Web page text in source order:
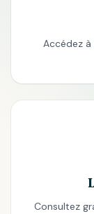
Accédez
Consultez